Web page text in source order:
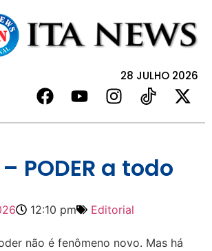
28 JULHO 2026
PODER a todo
12:10 pm Editorial
não é fenômeno novo. Mas há